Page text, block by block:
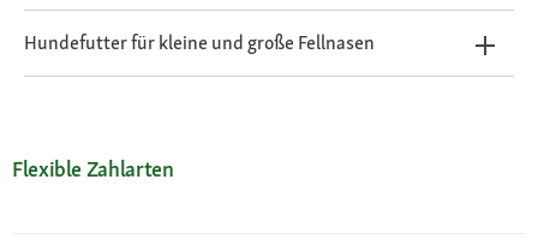
Hundefutter für kleine und große Fellnasen
Flexible Zahlarten